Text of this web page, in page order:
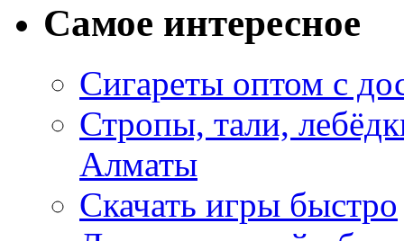
Самое интересное
Сигареты оптом с
Стропы, тали,
Алматы
Скачать игры быстро